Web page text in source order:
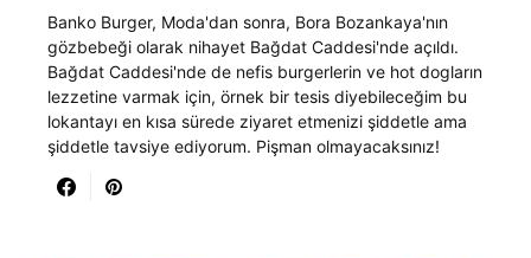
Banko Burger, Moda'dan sonra, Bora Bozankaya'nın
gözbebeği olarak nihayet Bağdat Caddesi'nde açıldı.
Bağdat Caddesi'nde de nefis burgerlerin ve hot dogların
lezzetine varmak için, örnek bir tesis diyebileceğim bu
lokantayı en kısa sürede ziyaret etmenizi şiddetle ama
şiddetle tavsiye ediyorum. Pişman olmayacaksınız!